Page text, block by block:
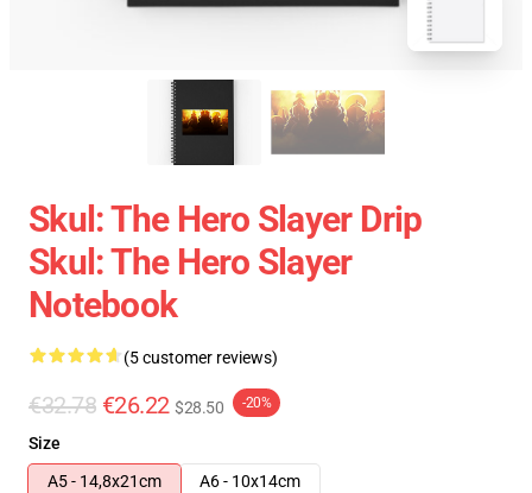
Skul: The Hero Slayer Drip
Skul: The Hero Slayer
Notebook
(5 customer reviews)
€32.78 €26.22 $28.50 -20%
Size
A5 - 14,8x21cm
A6 - 10x14cm